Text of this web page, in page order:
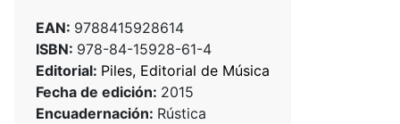
EAN: 9788415928614
ISBN: 978-84-15928-61-4
Editorial: Piles, Editorial de Música
Fecha de edición: 2015
Encuadernación: Rústica